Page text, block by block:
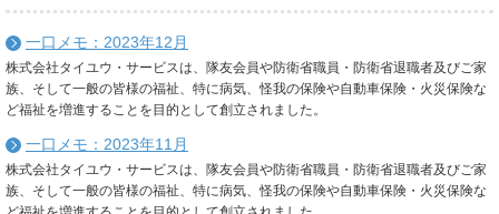
一口メモ：2023年12月
株式会社タイユウ・サービスは、隊友会員や防衛省職員・防衛省退職者及びご家
族、そして一般の皆様の福祉、特に病気、怪我の保険や自動車保険・火災保険な
ど福祉を増進することを目的として創立されました。
一口メモ：2023年11月
株式会社タイユウ・サービスは、隊友会員や防衛省職員・防衛省退職者及びご家
族、そして一般の皆様の福祉、特に病気、怪我の保険や自動車保険・火災保険な